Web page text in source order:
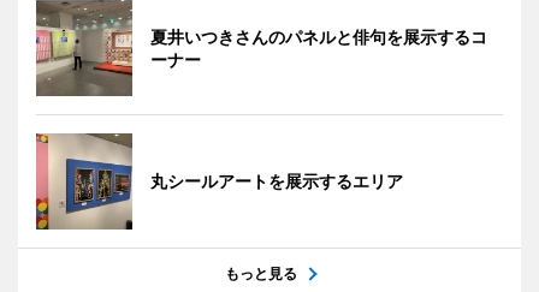
夏井いつきさんのパネルと俳句を展示するコ
ーナー
丸シールアートを展示するエリア
もっと見る